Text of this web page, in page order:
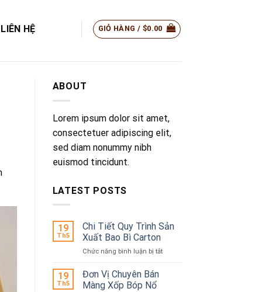
LIÊN HỆ GIỎ HÀNG / $0.00
ABOUT
Lorem ipsum dolor sit amet,
consectetuer adipiscing elit,
sed diam nonummy nibh
euismod tincidunt.
LATEST POSTS
19
Th5
Chi Tiết Quy Trình Sản
Xuất Bao Bì Carton
Chức năng bình luận bị tắtở
19
Th5
Đơn Vị Chuyên Bán
Màng Xốp Bóp Nổ